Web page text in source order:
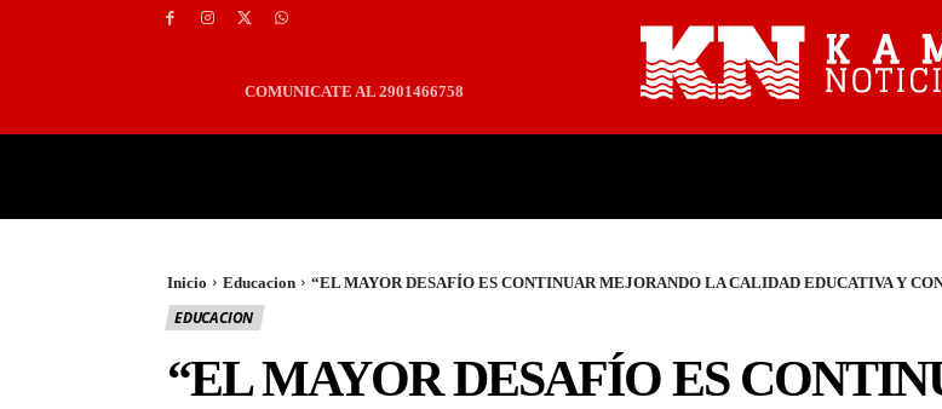
COMUNICATE AL 2901466758
Inicio Educacion “EL MAYOR DESAFÍO ES CONTINUAR MEJORANDO LA CALIDAD EDUCATIVA Y
EDUCACION
“EL MAYOR DESAFÍO ES